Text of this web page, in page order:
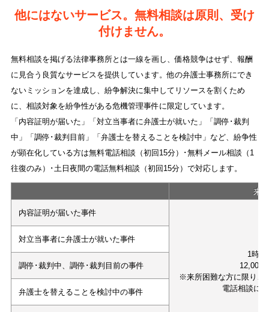
他にはないサービス。無料相談は原則、受け
付けません。
無料相談を掲げる法律事務所とは一線を画し、価格競争はせず、報酬
に見合う良質なサービスを提供しています。他の弁護士事務所にでき
ないミッションを達成し、紛争解決に集中してリソースを割くため
に、相談対象を紛争性がある危機管理事件に限定しています。
「内容証明が届いた」「対立当事者に弁護士が就いた」「調停･裁判
中」「調停･裁判目前」「弁護士を替えることを検討中」など、紛争性
が顕在化している方は無料電話相談（初回15分）･無料メール相談（1
往復のみ）･土日夜間の電話無料相談（初回15分）で対応します。
来所
内容証明が届いた事件
1時間
12,000
※来所困難な方に限り、
電話相談に
対立当事者に弁護士が就いた事件
調停･裁判中、調停･裁判目前の事件
弁護士を替えることを検討中の事件